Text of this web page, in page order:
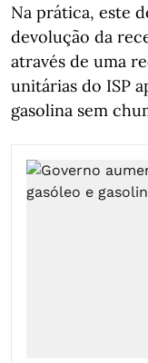
Na prática, este
devolução da
através de uma
unitárias do ISP
gasolina sem